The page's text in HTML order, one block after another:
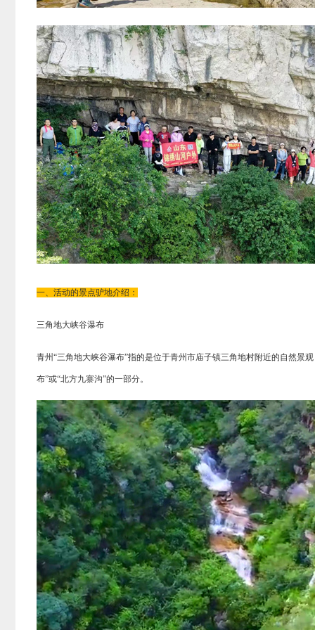
一、活动的景点驴地介绍：
三角地大峡谷瀑布
青州“三角地大峡谷瀑布”指的是位于‌青州市庙子镇三角地村‌附近的自然景
布”或“北方九寨沟”的一部分。